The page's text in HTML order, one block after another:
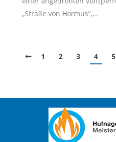
„Straße von Hormus“,…
1 2 3 4 5